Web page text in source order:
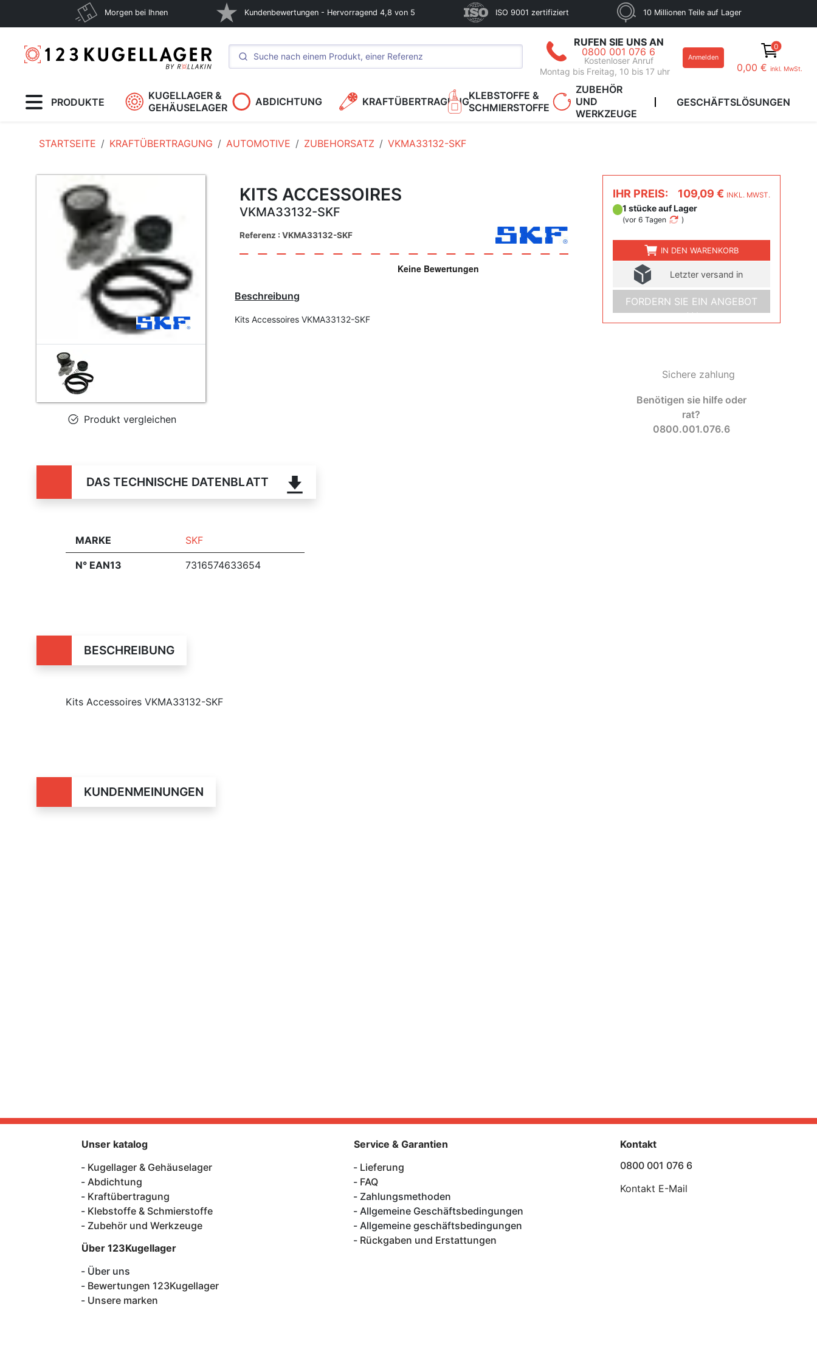
Morgen bei Ihnen Kundenbewertungen - Hervorragend 4,8 von 5 ISO 9001 zertifiziert 10 Millionen Teile auf Lager
RUFEN SIE UNS AN
0800 001 076 6
Kostenloser Anruf
Montag bis Freitag, 10 bis 17 uhr
Anmelden
0
0,00 € inkl. MwSt.
PRODUKTE
KUGELLAGER &
GEHÄUSELAGER
ABDICHTUNG KRAFTÜBERTRAGUNGKLEBSTOFFE &
SCHMIERSTOFFE
ZUBEHÖR
UND
WERKZEUGE
GESCHÄFTSLÖSUNGEN
STARTSEITE KRAFTÜBERTRAGUNG AUTOMOTIVE ZUBEHORSATZ VKMA33132-SKF
Produkt vergleichen
KITS ACCESSOIRES
VKMA33132-SKF
Referenz : VKMA33132-SKF
Beschreibung
Kits Accessoires VKMA33132-SKF
IHR PREIS: 109,09 € INKL. MWST.
1 stücke auf Lager
(vor 6 Tagen )
IN DEN WARENKORB
Letzter versand in
FORDERN SIE EIN ANGEBOT
AN
Sichere zahlung
Benötigen sie hilfe oder
rat?
0800.001.076.6
DAS TECHNISCHE DATENBLATT
MARKE SKF
N° EAN13 7316574633654
BESCHREIBUNG
Kits Accessoires VKMA33132-SKF
KUNDENMEINUNGEN
Unser katalog
Kugellager & Gehäuselager
Abdichtung
Kraftübertragung
Klebstoffe & Schmierstoffe
Zubehör und Werkzeuge
Über 123Kugellager
Über uns
Bewertungen 123Kugellager
Unsere marken
Service & Garantien
Lieferung
FAQ
Zahlungsmethoden
Allgemeine Geschäftsbedingungen
Allgemeine geschäftsbedingungen
Rückgaben und Erstattungen
Kontakt
0800 001 076 6
Kontakt E-Mail